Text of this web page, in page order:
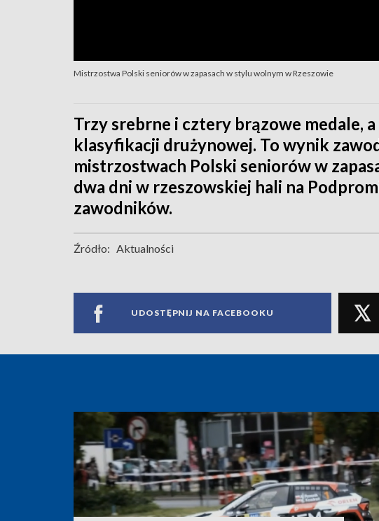
Mistrzostwa Polski seniorów w zapasach w stylu wolnym w Rzeszowie
Trzy srebrne i cztery brązowe medale,
klasyfikacji drużynowej. To wynik
mistrzostwach Polski seniorów w
dwa dni w rzeszowskiej hali na
zawodników.
Źródło: Aktualności
UDOSTĘPNIJ NA FACEBOOKU